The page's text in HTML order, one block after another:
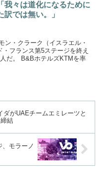
我々は道化になるために
訳では無い。」
・クラーク（イスラエル・
フランス第5ステージを終え
だ。 B&BホテルズKTMを率
ダがUAEチームエミレーツと
結
、モラーノ